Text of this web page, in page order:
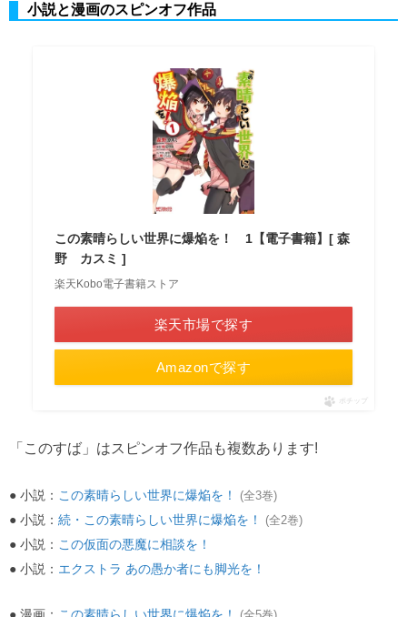
小説と漫画のスピンオフ作品
この素晴らしい世界に爆焔を！ 1【電子書籍】[ 森
野 カスミ ]
楽天Kobo電子書籍ストア
楽天市場で探す
Amazonで探す
ポチップ
「このすば」はスピンオフ作品も複数あります!
● 小説： この素晴らしい世界に爆焔を！ (全3巻)
● 小説： 続・この素晴らしい世界に爆焔を！ (全2巻)
● 小説： この仮面の悪魔に相談を！
● 小説： エクストラ あの愚か者にも脚光を！